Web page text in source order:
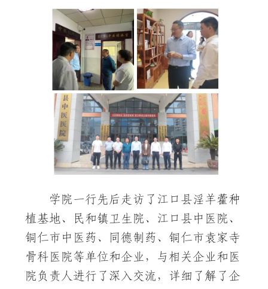
学院一行先后走访了江口县淫羊藿种
植基地、民和镇卫生院、江口县中医院、
铜仁市中医药、同德制药、铜仁市袁家寺
骨科医院等单位和企业，与相关企业和医
院负责人进行了深入交流，详细了解了企